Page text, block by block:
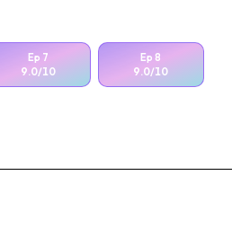
Ep 7
9.0/10
Ep8
9.0/10